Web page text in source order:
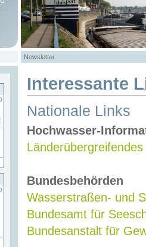
Newsletter
Interessante
Nationale Links
Hochwasser-
Bundesbehörden
Wasserstraßen- und
Bundesamt für
Bundesanstalt für